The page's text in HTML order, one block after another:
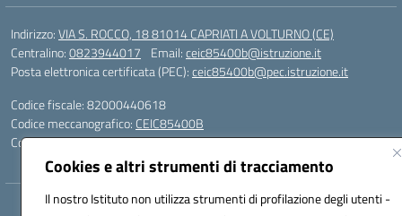
Cookies e altri strumenti di tracciamento
Il nostro Istituto non utilizza strumenti di profilazione degli utenti -
Indirizzo:VIA S. ROCCO, 18 81014 CAPRIATI A VOLTURNO (CE)
Centralino:0823944017 Email:ceic85400b@istruzione.it
Posta elettronica certificata (PEC):ceic85400b@pec.istruzione.it
Codice fiscale: 82000440618
Codice meccanografico: CEIC85400B
Codice Indice delle Pubbliche Amministrazioni (IPA): istsc_CEIC85400B
Hosting & Powered by 3D Solution S.r.l.